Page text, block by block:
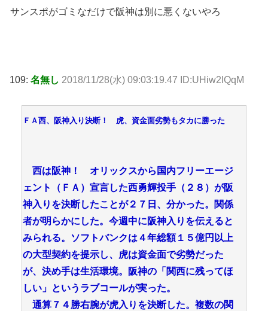
サンスポがゴミなだけで阪神は別に悪くないやろ
109: 名無し 2018/11/28(水) 09:03:19.47 ID:UHiw2lQqM
ＦＡ西、阪神入り決断！ 虎、資金面劣勢もタカに勝った
西は阪神！ オリックスから国内フリーエージ
ェント（ＦＡ）宣言した西勇輝投手（２８）が阪
神入りを決断したことが２７日、分かった。関係
者が明らかにした。今週中に阪神入りを伝えると
みられる。ソフトバンクは４年総額１５億円以上
の大型契約を提示し、虎は資金面で劣勢だった
が、決め手は生活環境。阪神の「関西に残ってほ
しい」というラブコールが実った。
通算７４勝右腕が虎入りを決断した。複数の関